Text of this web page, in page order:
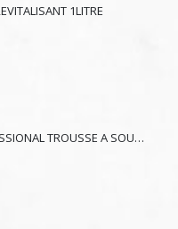
1LITRE
KISS NEW YORK PROFESSIONAL TROUSSE A SOURCILS KBK03